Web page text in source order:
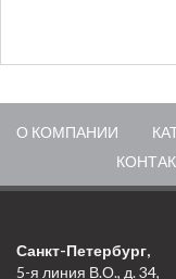
О КОМПАНИИ
Санкт-Петербург,
5-я линия В.О., д. 34,